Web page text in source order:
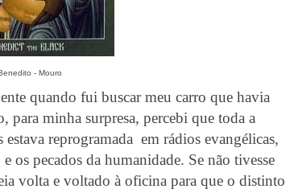
- Mouro
quando fui buscar meu carro que havia
minha surpresa, percebi que toda a
reprogramada em rádios evangélicas,
os pecados da humanidade. Se não tivesse
volta e voltado à oficina para que o distinto